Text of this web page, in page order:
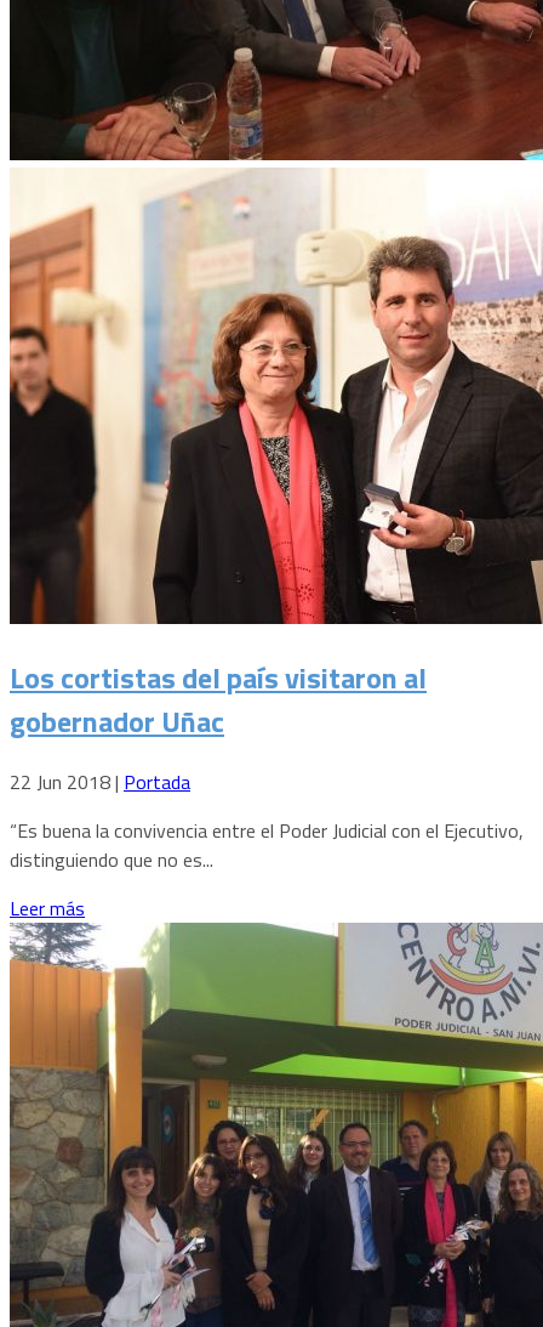
Los cortistas del país visitaron al
gobernador Uñac
22 Jun 2018| Portada
“Es buena la convivencia entre el Poder Judicial con el Ejecutivo,
distinguiendo que no es...
Leer más